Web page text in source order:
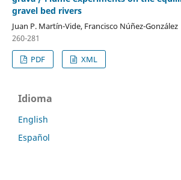
gravel bed rivers
Juan P. Martín-Vide, Francisco Núñez-González
260-281
PDF
XML
Idioma
English
Español